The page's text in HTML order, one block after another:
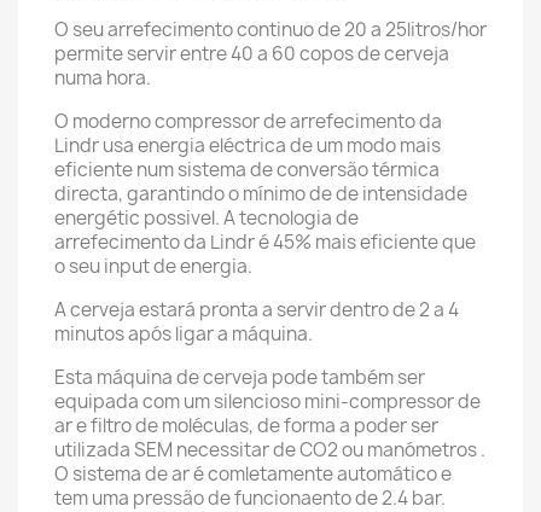
O seu arrefecimento continuo de 20 a 25litros/hor
permite servir entre 40 a 60 copos de cerveja
numa hora.
O moderno compressor de arrefecimento da
Lindr usa energia eléctrica de um modo mais
eficiente num sistema de conversão térmica
directa, garantindo o mínimo de de intensidade
energétic possivel. A tecnologia de
arrefecimento da Lindr é 45% mais eficiente que
o seu input de energia.
A cerveja estará pronta a servir dentro de 2 a 4
minutos após ligar a máquina.
Esta máquina de cerveja pode também ser
equipada com um silencioso mini-compressor de
ar e filtro de moléculas, de forma a poder ser
utilizada SEM necessitar de CO2 ou manómetros .
O sistema de ar é comletamente automático e
tem uma pressão de funcionaento de 2.4 bar.